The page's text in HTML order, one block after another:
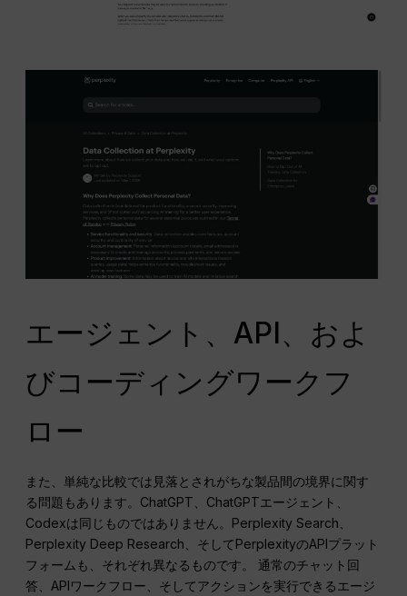
エージェント、API、およ
びコーディングワークフ
ロー
また、単純な比較では見落とされがちな製品間の境界に関す
る問題もあります。ChatGPT、ChatGPTエージェント、
Codexは同じものではありません。Perplexity Search、
Perplexity Deep Research、そしてPerplexityのAPIプラット
フォームも、それぞれ異なるものです。 通常のチャット回
答、APIワークフロー、そしてアクションを実行できるエージ